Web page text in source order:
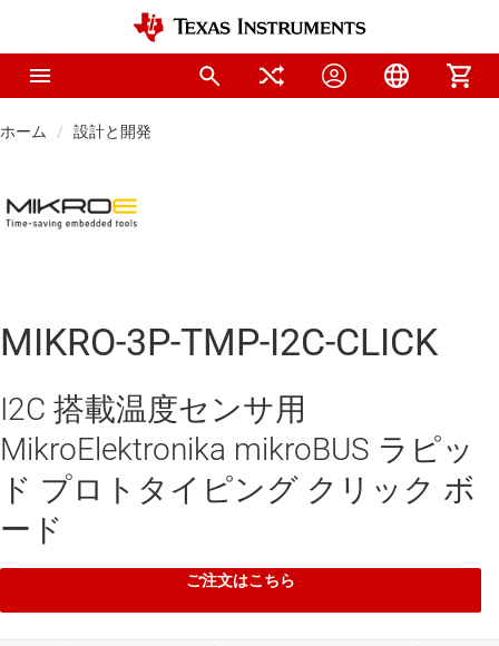
ホーム 設計と開発
MIKRO-3P-TMP-I2C-CLICK
I2C 搭載温度センサ用
MikroElektronika mikroBUS ラピッ
ド プロトタイピング クリック ボ
ード
ご注文はこちら